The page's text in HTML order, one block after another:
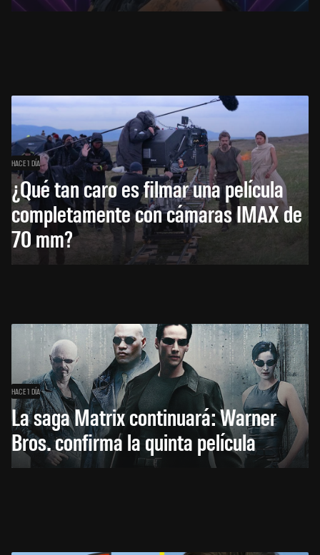
HACE 1 DÍA
¿Qué tan caro es filmar una película
completamente con cámaras IMAX de
70 mm?
HACE 1 DÍA
La saga Matrix continuará: Warner
Bros. confirma la quinta película